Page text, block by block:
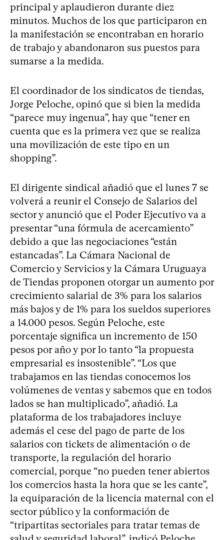
principal y aplaudieron durante diez
minutos. Muchos de los que participaron en
la manifestación se encontraban en horario
de trabajo y abandonaron sus puestos para
sumarse a la medida.
El coordinador de los sindicatos de tiendas,
Jorge Peloche, opinó que si bien la medida
“parece muy ingenua”, hay que “tener en
cuenta que es la primera vez que se realiza
una movilización de este tipo en un
shopping”.
El dirigente sindical añadió que el lunes 7 se
volverá a reunir el Consejo de Salarios del
sector y anunció que el Poder Ejecutivo va a
presentar “una fórmula de acercamiento”
debido a que las negociaciones “están
estancadas”. La Cámara Nacional de
Comercio y Servicios y la Cámara Uruguaya
de Tiendas proponen otorgar un aumento por
crecimiento salarial de 3% para los salarios
más bajos y de 1% para los sueldos superiores
a 14.000 pesos. Según Peloche, este
porcentaje significa un incremento de 150
pesos por año y por lo tanto “la propuesta
empresarial es insostenible”. “Los que
trabajamos en las tiendas conocemos los
volúmenes de ventas y sabemos que en todos
lados se han multiplicado”, añadió. La
plataforma de los trabajadores incluye
además el cese del pago de parte de los
salarios con tickets de alimentación o de
transporte, la regulación del horario
comercial, porque “no pueden tener abiertos
los comercios hasta la hora que se les cante”,
la equiparación de la licencia maternal con el
sector público y la conformación de
“tripartitas sectoriales para tratar temas de